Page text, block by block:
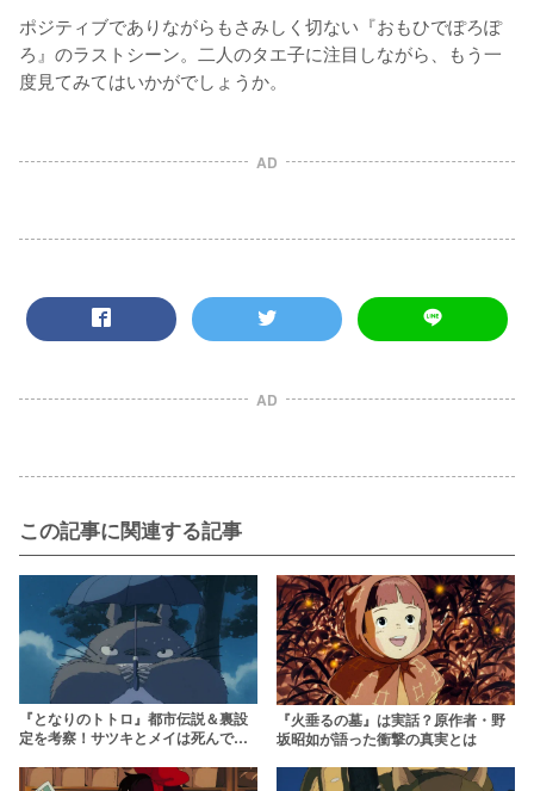
ポジティブでありながらもさみしく切ない『おもひでぽろぽ
ろ』のラストシーン。二人のタエ子に注目しながら、もう一
度見てみてはいかがでしょうか。
AD
AD
この記事に関連する記事
『となりのトトロ』都市伝説＆裏設
定を考察！サツキとメイは死んでい
『火垂るの墓』は実話？原作者・野
坂昭如が語った衝撃の真実とは